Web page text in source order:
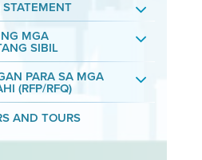
MGA
SIBIL
PARA SA MGA
(RFP/RFQ)
AND TOURS